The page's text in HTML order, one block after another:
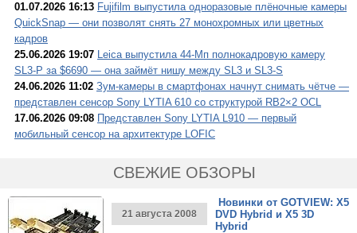
01.07.2026 16:13 Fujifilm выпустила одноразовые плёночные камеры
QuickSnap — они позволят снять 27 монохромных или цветных
кадров
25.06.2026 19:07 Leica выпустила 44-Мп полнокадровую камеру
SL3-P за $6690 — она займёт нишу между SL3 и SL3-S
24.06.2026 11:02 Зум-камеры в смартфонах начнут снимать чётче —
представлен сенсор Sony LYTIA 610 со структурой RB2×2 OCL
17.06.2026 09:08 Представлен Sony LYTIA L910 — первый
мобильный сенсор на архитектуре LOFIC
СВЕЖИЕ ОБЗОРЫ
21 августа 2008
Новинки от GOTVIEW: X5
DVD Hybrid и X5 3D
Hybrid